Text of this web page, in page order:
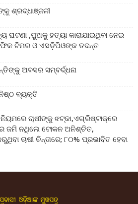
ଶ୍ରଦ୍ଧାଞ୍ଜଳୀ
,ପୁଅକୁ ହତ୍ୟା କାରାଯାଇଥିବା ନେଇ
ଟିମର ଓ ଏସଡ଼ିପିଓଙ୍କ ତଦନ୍ତ
ଅବସର ସମ୍ବର୍ଦ୍ଧନା
ବ୍ୟକ୍ତି
ଚାଷୀଙ୍କୁ ଝଟ୍‌କା,ଏଗ୍ରିଷ୍ଟାକ୍‌ରେ
ଜମି ନଥିଲେ ଟୋକନ ଅନିଶ୍ଚିତ,
ଚାଷୀ ଚିନ୍ତାରେ; ୮୦% ପ୍ରଭାବିତ ହେବା